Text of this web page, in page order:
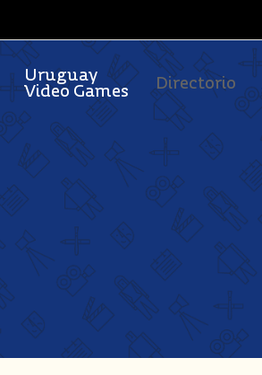
Uruguay
Video Games
Directorio